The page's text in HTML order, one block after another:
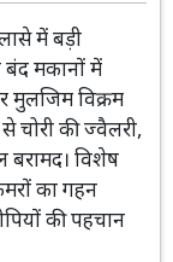
में बड़ी
बंद मकानों में
मुलजिम विक्रम
चोरी की ज्वैलरी,
बरामद। विशेष
का गहन
की पहचान